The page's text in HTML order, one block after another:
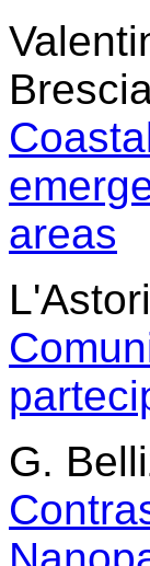
areas
G.